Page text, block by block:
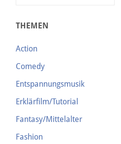
THEMEN
Action
Comedy
Entspannungsmusik
Erklärfilm/Tutorial
Fantasy/Mittelalter
Fashion